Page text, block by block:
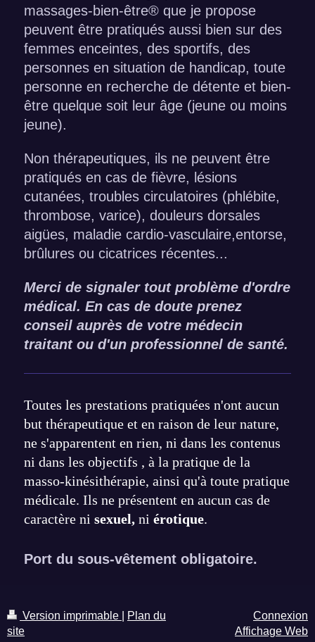
massages-bien-être® que je propose
peuvent être pratiqués aussi bien sur des
femmes enceintes, des sportifs, des
personnes en situation de handicap, toute
personne en recherche de détente et bien-
être quelque soit leur âge (jeune ou moins
jeune).
Non thérapeutiques, ils ne peuvent être
pratiqués en cas de fièvre, lésions
cutanées, troubles circulatoires (phlébite,
thrombose, varice), douleurs dorsales
aigües, maladie cardio-vasculaire,entorse,
brûlures ou cicatrices récentes...
Merci de signaler tout problème d'ordre
médical. En cas de doute prenez
conseil auprès de votre médecin
traitant ou d'un professionnel de santé.
Toutes les prestations pratiquées n'ont aucun
but thérapeutique et en raison de leur nature,
ne s'apparentent en rien, ni dans les contenus
ni dans les objectifs , à la pratique de la
masso-kinésithérapie, ainsi qu'à toute pratique
médicale. Ils ne présentent en aucun cas de
caractère ni sexuel, ni érotique.
Port du sous-vêtement obligatoire.
Version imprimable
Plan du
site
Connexion
Affichage Web